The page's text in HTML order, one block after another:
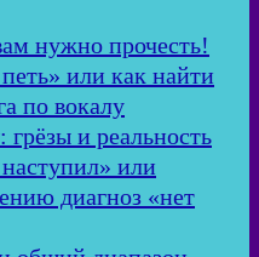
нужно прочесть!
или как найти
по вокалу
и реальность
или
диагноз «нет